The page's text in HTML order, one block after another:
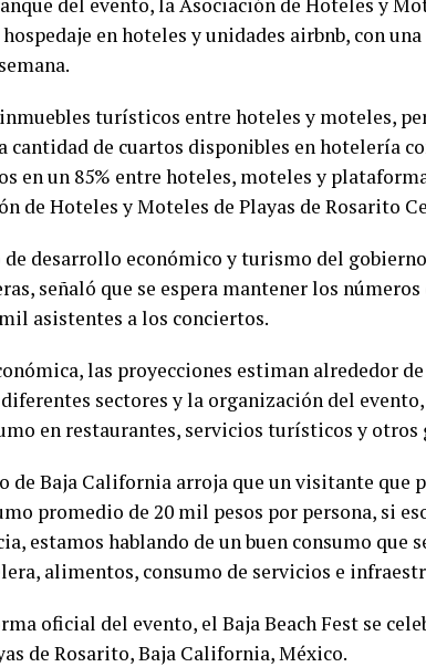
en hoteles y unidades airbnb, con
turísticos entre hoteles y moteles,
cantidad de cuartos disponibles en hotelería
en un 85% entre hoteles, moteles y
de Hoteles y Moteles de Playas de Rosarito
de desarrollo económico y turismo del
señaló que se espera mantener los
asistentes a los conciertos.
las proyecciones estiman alrededor
sectores y la organización del
en restaurantes, servicios turísticos y otros
de Baja California arroja que un visitante que
promedio de 20 mil pesos por persona, si
estamos hablando de un buen consumo que
alimentos, consumo de servicios e
oficial del evento, el Baja Beach Fest se
de Rosarito, Baja California, México.